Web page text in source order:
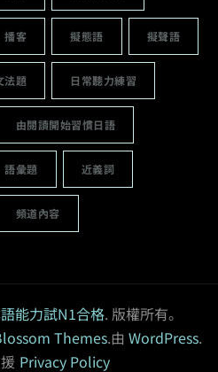
播客 擬態語 擬聲語
法題 日常聽力練習
由閱讀開始習慣日語
語彙題 近義詞
頻道內容
能力試N1合格. 版權所有。
Themes.由 WordPress.
Privacy Policy